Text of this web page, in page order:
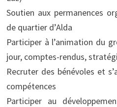
Soutien aux permanences
de quartier d’Alda
Participer à l’animation du
jour, comptes-rendus,
Recruter des bénévoles et
compétences
Participer au